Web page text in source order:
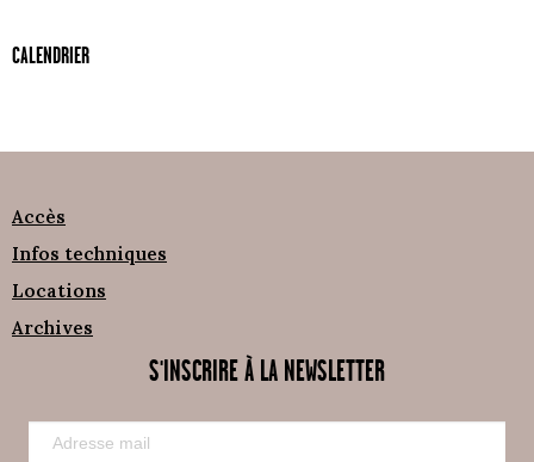
CALENDRIER
Accès
Infos techniques
Locations
Archives
S'INSCRIRE À LA NEWSLETTER